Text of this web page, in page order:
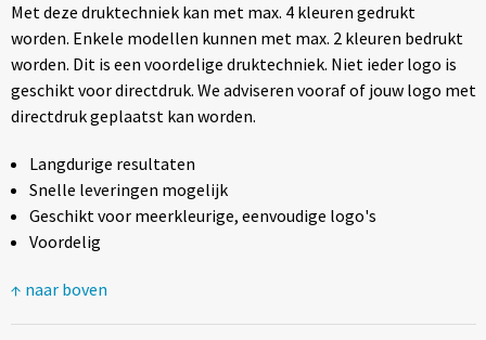
Goedkope mokken
Grote mokken
Kop en schotels
Krijtmokken
Milieuvriendelijke mokken
Met deze druktechniek kan met max. 4 kleuren gedrukt
worden. Enkele modellen kunnen met max. 2 kleuren bedrukt
worden. Dit is een voordelige druktechniek. Niet ieder logo is
geschikt voor directdruk. We adviseren vooraf of jouw logo met
directdruk geplaatst kan worden.
Langdurige resultaten
Snelle leveringen mogelijk
Geschikt voor meerkleurige, eenvoudige logo's
Voordelig
↑ naar boven